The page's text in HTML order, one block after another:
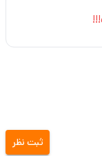
ثبت نظر